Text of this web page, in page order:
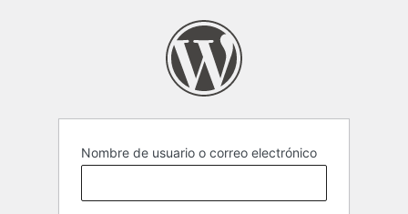
Nombre de usuario o correo electrónico